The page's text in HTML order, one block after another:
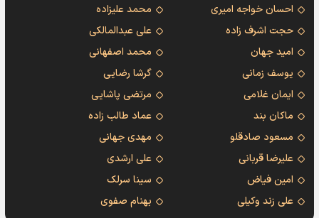
احسان خواجه امیری
محمد علیزاده
حجت اشرف زاده
علی عبدالمالکی
امید جهان
محمد اصفهانی
یوسف زمانی
گرشا رضایی
ایمان غلامی
مرتضی پاشایی
ماکان بند
عماد طالب زاده
مسعود صادقلو
مهدی جهانی
علیرضا قربانی
علی ارشدی
امین فیاض
سینا سرلک
علی زند وکیلی
بهنام صفوی